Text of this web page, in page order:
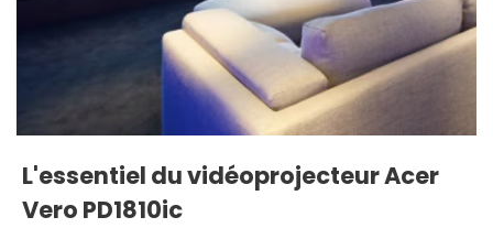
L'essentiel du vidéoprojecteur Acer
Vero PD1810ic